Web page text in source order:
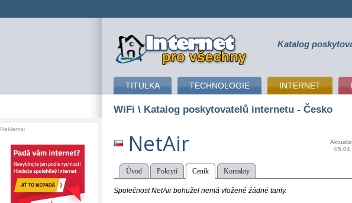
připojení k internetu Katalog
TITULKA TECHNOLOGIE INTERNET
WiFi \ Katalog poskytovatelů internetu - Česko
NetAir
Úvod Pokrytí Ceník Kontakty
Společnost NetAir bohužel nemá vložené žádné tarify.
Reklama: